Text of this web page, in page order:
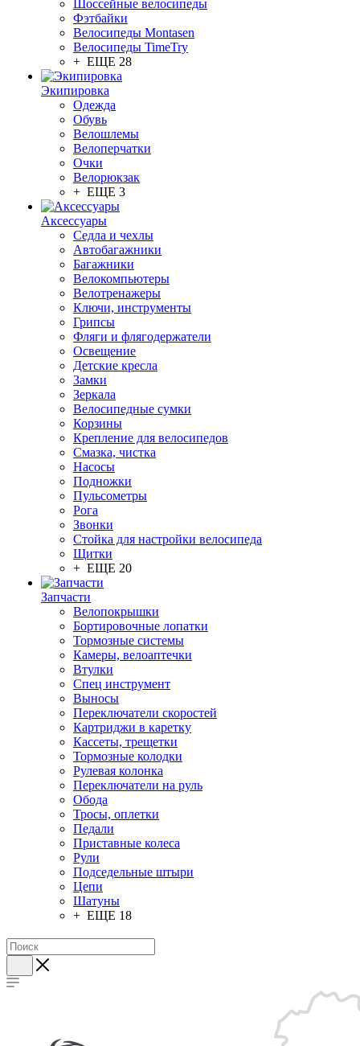
Шоссейные велосипеды
Фэтбайки
Велосипеды Montasen
Велосипеды TimeTry
+ ЕЩЕ 28
Экипировка
Одежда
Обувь
Велошлемы
Велоперчатки
Очки
Велорюкзак
+ ЕЩЕ 3
Аксессуары
Седла и чехлы
Автобагажники
Багажники
Велокомпьютеры
Велотренажеры
Ключи, инструменты
Грипсы
Фляги и флягодержатели
Освещение
Детские кресла
Замки
Зеркала
Велосипедные сумки
Корзины
Крепление для велосипедов
Смазка, чистка
Насосы
Подножки
Пульсометры
Рога
Звонки
Стойка для настройки велосипеда
Щитки
+ ЕЩЕ 20
Запчасти
Велопокрышки
Бортировочные лопатки
Тормозные системы
Камеры, велоаптечки
Втулки
Спец инструмент
Выносы
Переключатели скоростей
Картриджи в каретку
Кассеты, трещетки
Тормозные колодки
Рулевая колонка
Переключатели на руль
Обода
Тросы, оплетки
Педали
Приставные колеса
Рули
Подседельные штыри
Цепи
Шатуны
+ ЕЩЕ 18